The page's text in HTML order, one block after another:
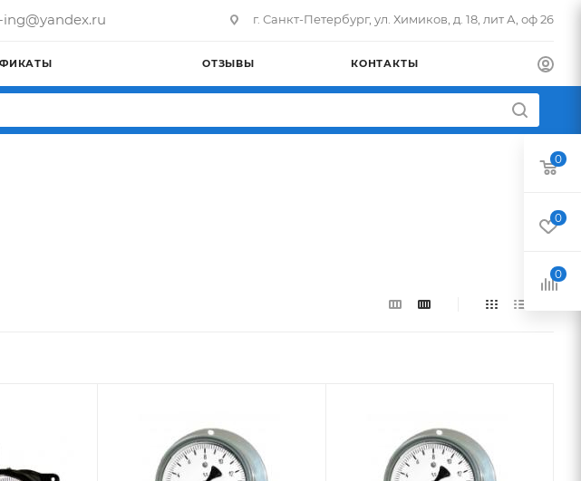
ing@yandex.ru г. Санкт-Петербург, ул. Химиков, д. 18, лит А, оф 26
ОТЗЫВЫ КОНТАКТЫ
0
0
0